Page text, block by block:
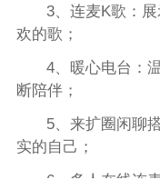
3、连麦K歌：
欢的歌；
4、暖心电台：
断陪伴；
5、来扩圈闲聊
实的自己；
6、多人在线连